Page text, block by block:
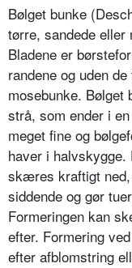
Bølget bunke
tørre, sandede eller
Bladene er
randene og uden
mo­sebunke. Bølget
strå, som ender i
me­get fine og
haver i halvskygge.
skæ­res kraftigt
siddende og gør
Formeringen kan
efter. Formering
efter afblom­string